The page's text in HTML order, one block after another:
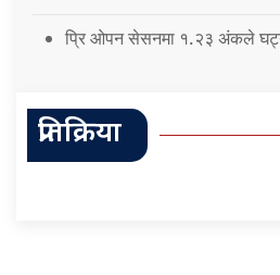
प्रि ओपन सेसनमा १.२३ अंकले
प्रतिक्रिया